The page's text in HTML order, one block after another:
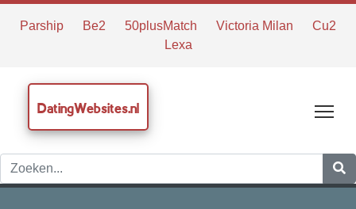
Parship Be2 50plusMatch Victoria Milan
Cu2
Lexa
DatingWebsites.nl